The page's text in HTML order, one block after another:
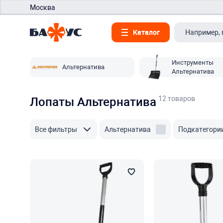
Москва
Каталог
Альтернатива
Инструменты
Альтернатива
Лопаты Альтернатива12 товаров
Все фильтры Альтернатива